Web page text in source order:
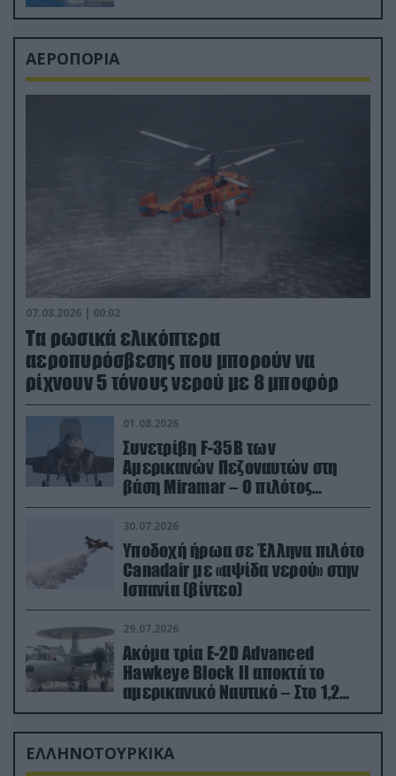
ΑΕΡΟΠΟΡΙΑ
07.08.2026 | 00:02
Τα ρωσικά ελικόπτερα
αεροπυρόσβεσης που μπορούν να
ρίχνουν 5 τόνους νερού με 8 μποφόρ
01.08.2026
Συνετρίβη F-35B των
Αμερικανών Πεζοναυτών στη
βάση Miramar – Ο πιλότος
εκτινάχθηκε εγκαίρως
30.07.2026
Υποδοχή ήρωα σε Έλληνα πιλότο
Canadair με «αψίδα νερού» στην
Ισπανία (βίντεο)
29.07.2026
Ακόμα τρία E-2D Advanced
Hawkeye Block II αποκτά το
αμερικανικό Ναυτικό – Στο 1,2
δισ.δολάρια το κόστος
ΕΛΛΗΝΟΤΟΥΡΚΙΚΑ